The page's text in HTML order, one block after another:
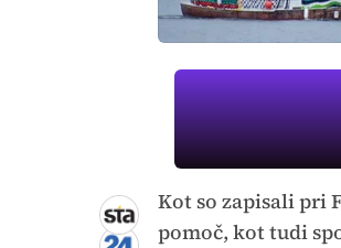
Kot so zapisali pri
pomoč, kot tudi